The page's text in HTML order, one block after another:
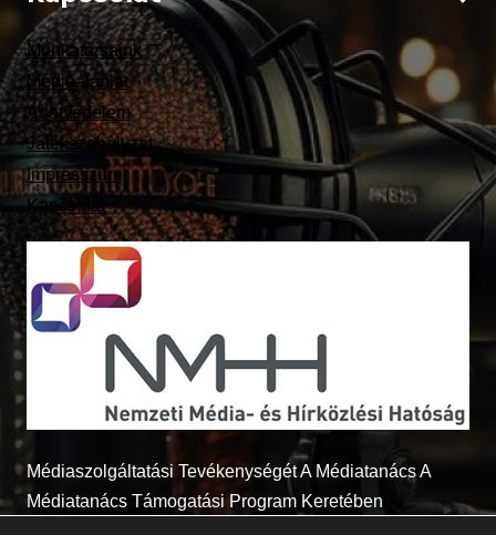
Munkatársaink
Médiaajánlat
Adatvédelem
Játékszabályzat
Impresszum
Kapcsolat
Médiaszolgáltatási Tevékenységét A Médiatanács A
Médiatanács Támogatási Program Keretében